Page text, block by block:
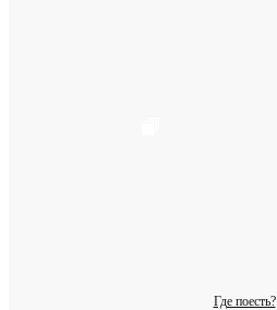
Где поесть?